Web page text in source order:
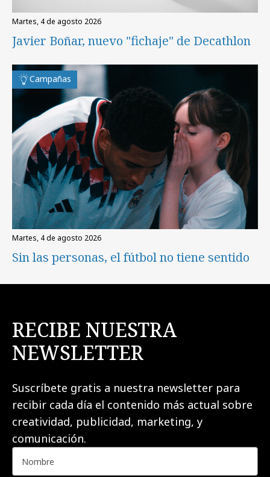
martes, 4 de agosto 2026
Javier Boñar, nuevo "fichaje" de Decathlon
Campañas
martes, 4 de agosto 2026
Sin las personas, el fútbol no tiene sentido
RECIBE NUESTRA
NEWSLETTER
Suscríbete gratis a nuestra newsletter para
recibir cada día el contenido más actual sobre
creatividad, publicidad, marketing, y
comunicación.